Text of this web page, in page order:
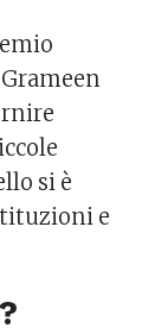
si è
e